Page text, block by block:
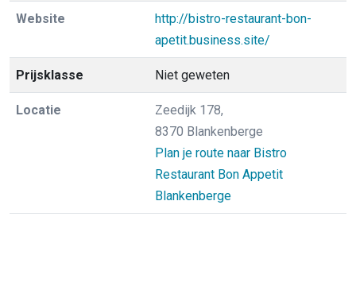
Website
http://bistro-restaurant-bon-
apetit.business.site/
Prijsklasse Niet geweten
Locatie
Zeedijk 178,
8370 Blankenberge
Plan je route naar Bistro
Restaurant Bon Appetit
Blankenberge